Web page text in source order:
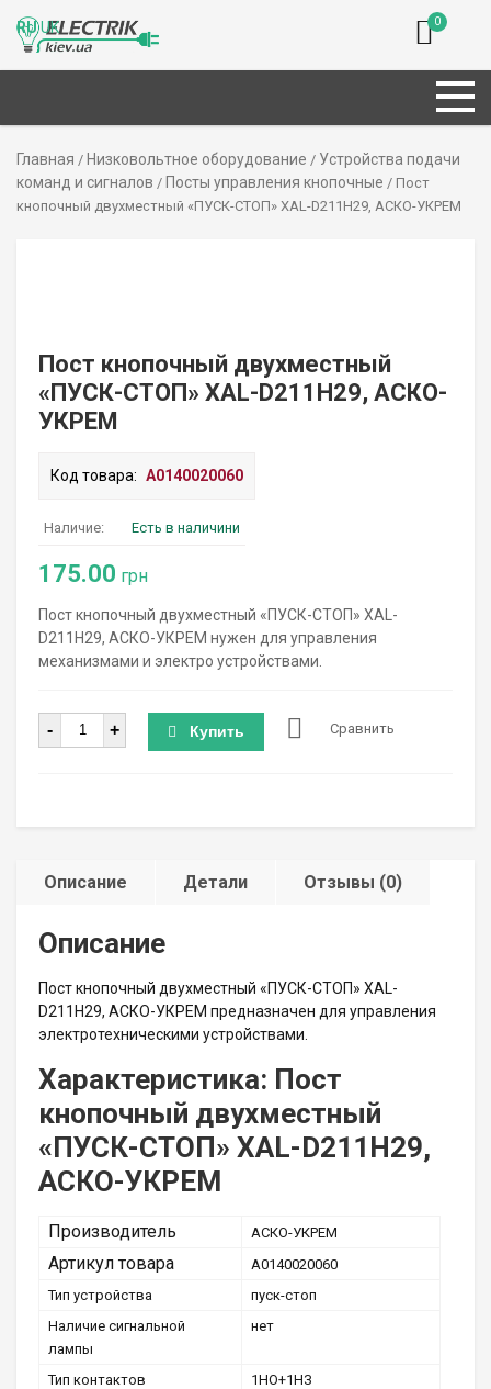
0
Главная / Низковольтное оборудование / Устройства подачи
команд и сигналов / Посты управления кнопочные / Пост
кнопочный двухместный «ПУСК-СТОП» XAL-D211H29, АСКО-УКРЕМ
Пост кнопочный двухместный
«ПУСК-СТОП» XAL-D211H29, АСКО-
УКРЕМ
Код товара: A0140020060
Наличие: Есть в наличини
175.00 грн
Пост кнопочный двухместный «ПУСК-СТОП» XAL-
D211H29, АСКО-УКРЕМ нужен для управления
механизмами и электро устройствами.
Количество
- + Купить Сравнить
Описание Детали Отзывы (0)
Описание
Пост кнопочный двухместный «ПУСК-СТОП» XAL-
D211H29, АСКО-УКРЕМ предназначен для управления
электротехническими устройствами.
Характеристика: Пост
кнопочный двухместный
«ПУСК-СТОП» XAL-D211H29,
АСКО-УКРЕМ
Производитель АСКО-УКРЕМ
Артикул товара
A0140020060
Тип устройства
пуск-стоп
Наличие сигнальной
лампы
нет
Тип контактов 1НO+1НЗ
RUUK